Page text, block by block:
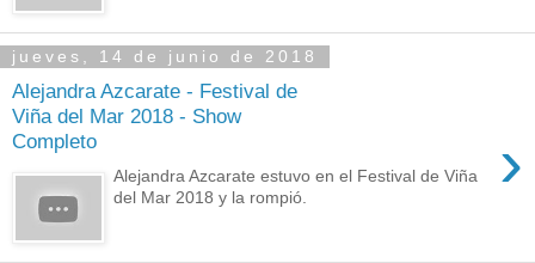
jueves, 14 de junio de 2018
Alejandra Azcarate - Festival de
Viña del Mar 2018 - Show
Completo
›
Alejandra Azcarate estuvo en el Festival de Viña
del Mar 2018 y la rompió.